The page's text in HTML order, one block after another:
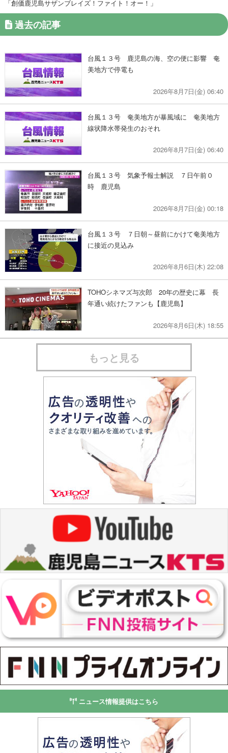
「創価鹿児島サザンブレイズ！ファイト！オー！」
過去の記事
台風１３号 鹿児島の海、空の便に影響 奄
美地方で停電も
2026年8月7日(金) 06:40
台風１３号 奄美地方が暴風域に 奄美地方
線状降水帯発生のおそれ
2026年8月7日(金) 06:40
台風１３号 気象予報士解説 ７日午前０
時 鹿児島
2026年8月7日(金) 00:18
台風１３号 ７日朝～昼前にかけて奄美地方
に接近の見込み
2026年8月6日(木) 22:08
TOHOシネマズ与次郎 20年の歴史に幕 長
年通い続けたファンも【鹿児島】
2026年8月6日(木) 18:55
もっと見る
ニュース情報提供はこちら